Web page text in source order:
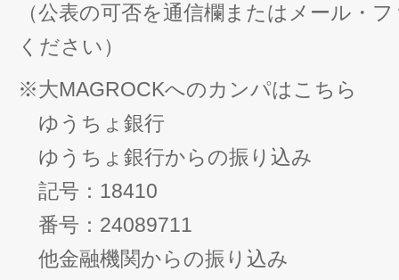
（公表の可否を通信欄またはメール・
ください）
※大MAGROCKへのカンパはこちら
ゆうちょ銀行
ゆうちょ銀行からの振り込み
記号：18410
番号：24089711
他金融機関からの振り込み